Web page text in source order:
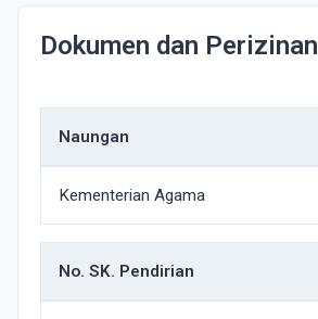
Dokumen dan Perizinan
Naungan
Kementerian Agama
No. SK. Pendirian